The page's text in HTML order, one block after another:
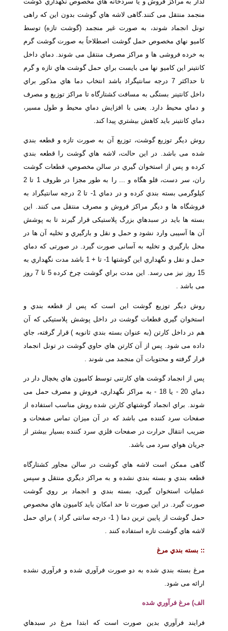
منجمد منتقل می کنند.گاهی لاشه هاي گوشت بدون این که راهی
تونل انجماد شوند، به صورت غیر منجمد (گوشت تازه) توسط
کامیو نهاي مخصوص حمل گوشت اصطلاحاً به صورت گوشت گرم
به خرده فروشی ها و مراکز مصرف منتقل می شوند. دماي داخل
کانتینر این کامیو نها می بایست براي حمل گوشت هاي تازه و گرم
تا حداکثر 7 درجه سانتیگراد باشد انتخاب دما هاي مذکور براي
داخل کانتینر بستگی به مسافت کشتارگاه تا مراکز توزیع و مصرف
و دماي محیط دارد. یعنی با افزایش دماي محیط و طول مسیر،
دماي کانتینر باید کاهش بیشتري پیدا کند.
روش دیگر توزیع گوشت، توزیع آن به صورت تازه و قطعه بندي
شده می باشد. در این حالت، لاشه هاي گوشت را قطعه بندي
کرده و پس از استخوان گیري در سالن مخصوص، قطعات گوشت
ران، سر دست، قلو هگاه و ... را به طور مجزا در ظروف 1 تا 2
کیلوگرمی بسته بندي کرده و در دماي 1- تا 2 درجه سانتیگراد به
فروشگاه ها و دیگر مراکز فروش و مصرف منتقل می کنند. این
بسته ها باید در سبدهاي بزرگ پلاستیکی قرار گیرند تا به پوشش
آن ها آسیبی وارد نشود و حمل و نقل و بارگیري و تخلیه آن ها در
محل بارگیري و تخلیه به آسانی صورت گیرد. در صورتی که دماي
حمل و نقل و نگهداري این گوشتها 1- تا + 1 باشد مدت نگهداري به
15 روز نیز می رسد. این مدت براي گوشت چرخ کرده 5 تا 7 روز
می باشد .
روش دیگر توزیع گوشت این است که پس از قطعه بندي و
استخوان گیري قطعات گوشت در داخل پوشش پلاستیکی که آن
هم در داخل کارتن (به عنوان بسته بندي ثانویه ) قرار گرفته، جاي
داده می شود. پس از آن کارتن هاي حاوي گوشت در تونل انجماد
قرار گرفته و محتویات آن منجمد می شوند .
پس از انجماد گوشت هاي کارتنی توسط کامیون هاي یخچال دار در
دماي 20 - یا 18 - به مراکز نگهداري، فروش و مصرف حمل می
شوند. براي انجماد گوشتهاي کارتن شده روش مناسب استفاده از
صفحات سرد کننده می باشد که در آن میزان تماس صفحات و
ضریب انتقال حرارت در صفحات فلزي سرد کننده بسیار بیشتر از
جریان هواي سرد می باشد.
گاهی ممکن است لاشه هاي گوشت در سالن مجاور کشتارگاه
قطعه بندي و بسته بندي نشده و به مراکز دیگري منتقل و سپس
عملیات استخوان گیري، بسته بندي و انجماد بر روي گوشت
صورت گیرد. در این صورت تا حد امکان باید کامیون هاي مخصوص
حمل گوشت از پایین ترین دما ( 1- درجه سانتی گراد ) براي حمل
لاشه هاي گوشت تازه استفاده کنند .
:: بسته بندي مرغ
مرغ بسته بندي شده به دو صورت فرآوري شده و فرآوري نشده
ارائه می شود.
الف) مرغ فرآوري شده
فرایند فرآوري بدین صورت است که ابتدا مرغ در سبدهاي